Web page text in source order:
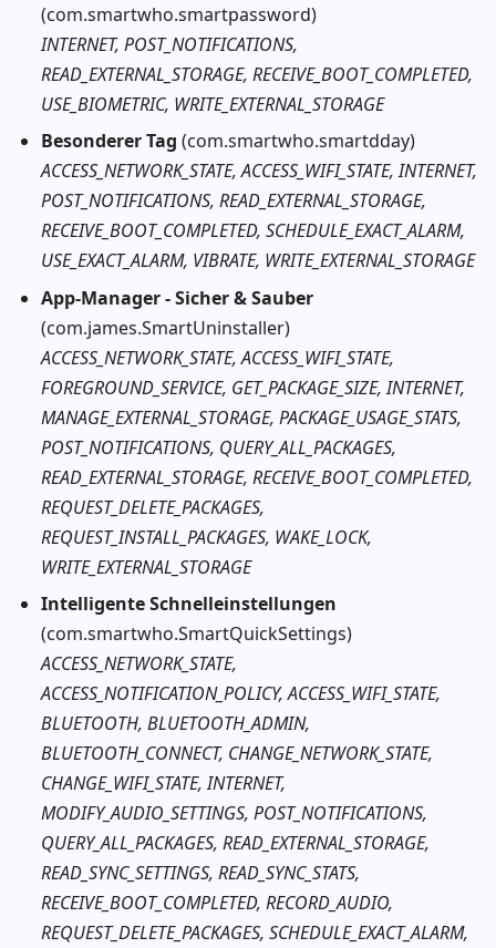
(com.smartwho.smartpassword)
INTERNET, POST_NOTIFICATIONS,
READ_EXTERNAL_STORAGE, RECEIVE_BOOT_COMPLETED,
USE_BIOMETRIC, WRITE_EXTERNAL_STORAGE
Besonderer Tag (com.smartwho.smartdday)
ACCESS_NETWORK_STATE, ACCESS_WIFI_STATE, INTERNET,
POST_NOTIFICATIONS, READ_EXTERNAL_STORAGE,
RECEIVE_BOOT_COMPLETED, SCHEDULE_EXACT_ALARM,
USE_EXACT_ALARM, VIBRATE, WRITE_EXTERNAL_STORAGE
App-Manager - Sicher & Sauber
(com.james.SmartUninstaller)
ACCESS_NETWORK_STATE, ACCESS_WIFI_STATE,
FOREGROUND_SERVICE, GET_PACKAGE_SIZE, INTERNET,
MANAGE_EXTERNAL_STORAGE, PACKAGE_USAGE_STATS,
POST_NOTIFICATIONS, QUERY_ALL_PACKAGES,
READ_EXTERNAL_STORAGE, RECEIVE_BOOT_COMPLETED,
REQUEST_DELETE_PACKAGES,
REQUEST_INSTALL_PACKAGES, WAKE_LOCK,
WRITE_EXTERNAL_STORAGE
Intelligente Schnelleinstellungen
(com.smartwho.SmartQuickSettings)
ACCESS_NETWORK_STATE,
ACCESS_NOTIFICATION_POLICY, ACCESS_WIFI_STATE,
BLUETOOTH, BLUETOOTH_ADMIN,
BLUETOOTH_CONNECT, CHANGE_NETWORK_STATE,
CHANGE_WIFI_STATE, INTERNET,
MODIFY_AUDIO_SETTINGS, POST_NOTIFICATIONS,
QUERY_ALL_PACKAGES, READ_EXTERNAL_STORAGE,
READ_SYNC_SETTINGS, READ_SYNC_STATS,
RECEIVE_BOOT_COMPLETED, RECORD_AUDIO,
REQUEST_DELETE_PACKAGES, SCHEDULE_EXACT_ALARM,